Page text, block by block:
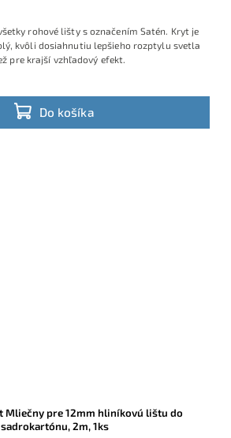
Do košíka
rohové lišty s označením Satén. Kryt je
kvôli dosiahnutiu lepšieho rozptylu svetla
pre krajší vzhľadový efekt.
Mliečny pre 12mm hliníkovú lištu do
sadrokartónu, 2m, 1ks